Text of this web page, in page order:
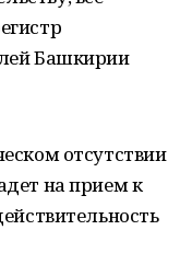
Башкирии
отсутствии
на прием к